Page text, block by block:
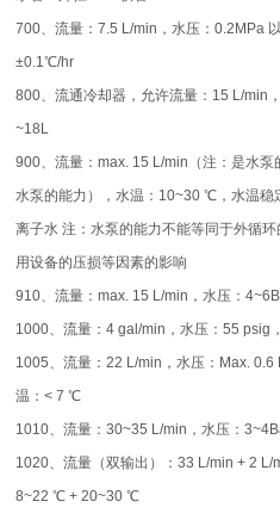
700、流量：7.5 L/min，水压：0.2MPa
±0.1℃/hr
800、流通冷却器，允许流量：15 L/min
~18L
900、流量：max. 15 L/min（注：是水
水泵的能力），水温：10~30 ℃，水温
离子水 注：水泵的能力不能等同于外循
用设备的压损等因素的影响
910、流量：max. 15 L/min，水压：
1000、流量：4 gal/min，水压：55 psig
1005、流量：22 L/min，水压：Max.
温：< 7 ℃
1010、流量：30~35 L/min，水压：
1020、流量（双输出）：33 L/min + 2 L/
8~22 ℃ + 20~30 ℃